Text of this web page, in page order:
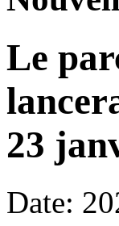
Le
23
Date: